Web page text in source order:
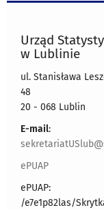
Urząd
w Lublinie
ul. Stanisława
48
20 - 068 Lublin
E-mail:
ePUAP
ePUAP:
/e7e1p82las/